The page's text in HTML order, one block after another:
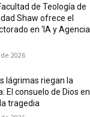
de Teología de
Shaw ofrece el
en ‘IA y Agencia
2026
lágrimas riegan la
El consuelo de Dios en
tragedia